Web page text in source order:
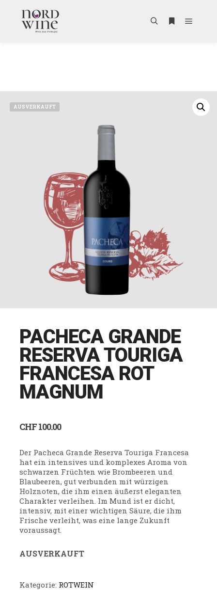
AUSVERKAUFT
PACHECA GRANDE
RESERVA TOURIGA
FRANCESA ROT
MAGNUM
CHF100.00
Der Pacheca Grande Reserva Touriga Francesa
hat ein intensives und komplexes Aroma von
schwarzen Früchten wie Brombeeren und
Blaubeeren, gut verbunden mit würzigen
Holznoten, die ihm einen äußerst eleganten
Charakter verleihen. Im Mund ist er dicht,
intensiv, mit einer wichtigen Säure, die ihm
Frische verleiht, was eine lange Zukunft
voraussagt.
AUSVERKAUFT
Kategorie: ROTWEIN